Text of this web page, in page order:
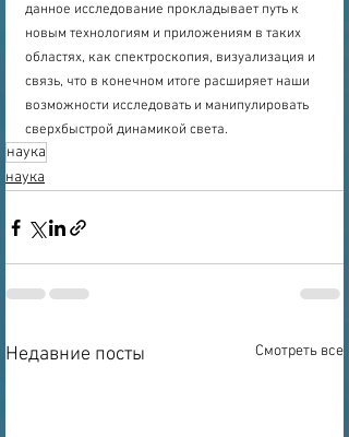
данное исследование прокладывает путь к
новым технологиям и приложениям в таких
областях, как спектроскопия, визуализация и
связь, что в конечном итоге расширяет наши
возможности исследовать и манипулировать
сверхбыстрой динамикой света.
наука
наука
Недавние посты Смотреть все